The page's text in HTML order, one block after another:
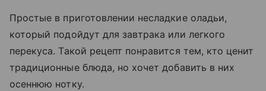
Простые в приготовлении несладкие оладьи,
который подойдут для завтрака или легкого
перекуса. Такой рецепт понравится тем, кто ценит
традиционные блюда, но хочет добавить в них
осеннюю нотку.